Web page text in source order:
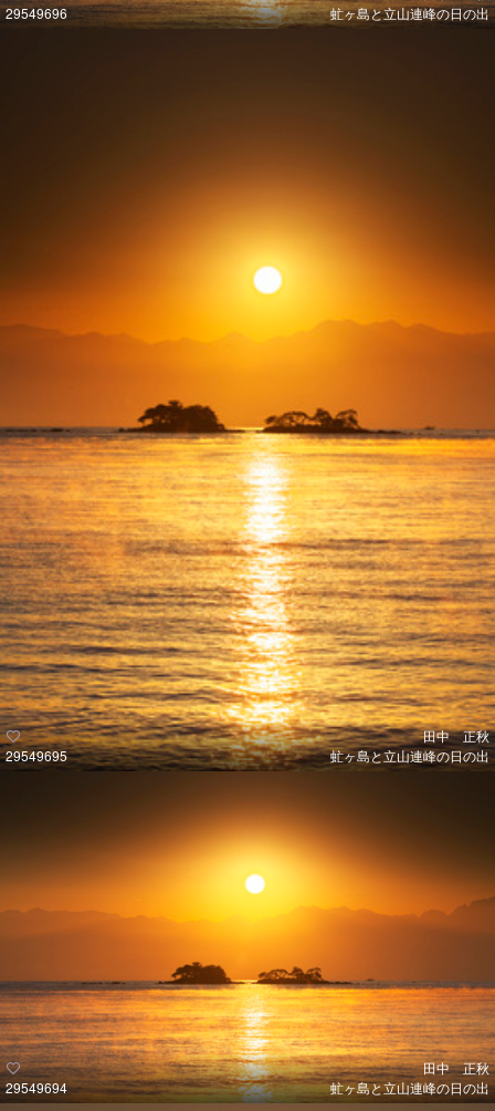
29549696
虻ヶ島と立山連峰の日の出
29549695
田中 正秋
虻ヶ島と立山連峰の日の出
29549694
田中 正秋
虻ヶ島と立山連峰の日の出